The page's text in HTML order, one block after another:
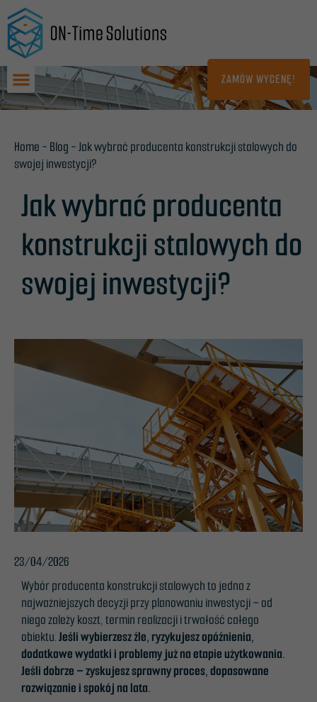
Przejdź
do
treści
ZAMÓW WYCENĘ!
Home - Blog -Jak wybrać producenta konstrukcji stalowych do
swojej inwestycji?
Jak wybrać producenta
konstrukcji stalowych do
swojej inwestycji?
23/04/2026
Wybór producenta konstrukcji stalowych to jedna z
najważniejszych decyzji przy planowaniu inwestycji – od
niego zależy koszt, termin realizacji i trwałość całego
obiektu.Jeśli wybierzesz źle, ryzykujesz opóźnienia,
dodatkowe wydatki i problemy już na etapie użytkowania.
Jeśli dobrze – zyskujesz sprawny proces, dopasowane
rozwiązanie i spokój na lata.